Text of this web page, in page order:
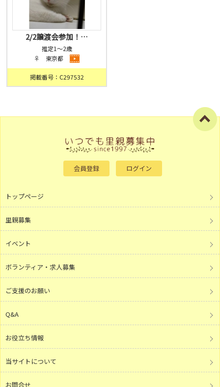
2/2譲渡会参加！…
推定1～2歳
♀ 東京都
掲載番号：C297532
会員登録 ログイン
トップページ
里親募集
イベント
ボランティア・求人募集
ご支援のお願い
Q&A
お役立ち情報
当サイトについて
お問合せ